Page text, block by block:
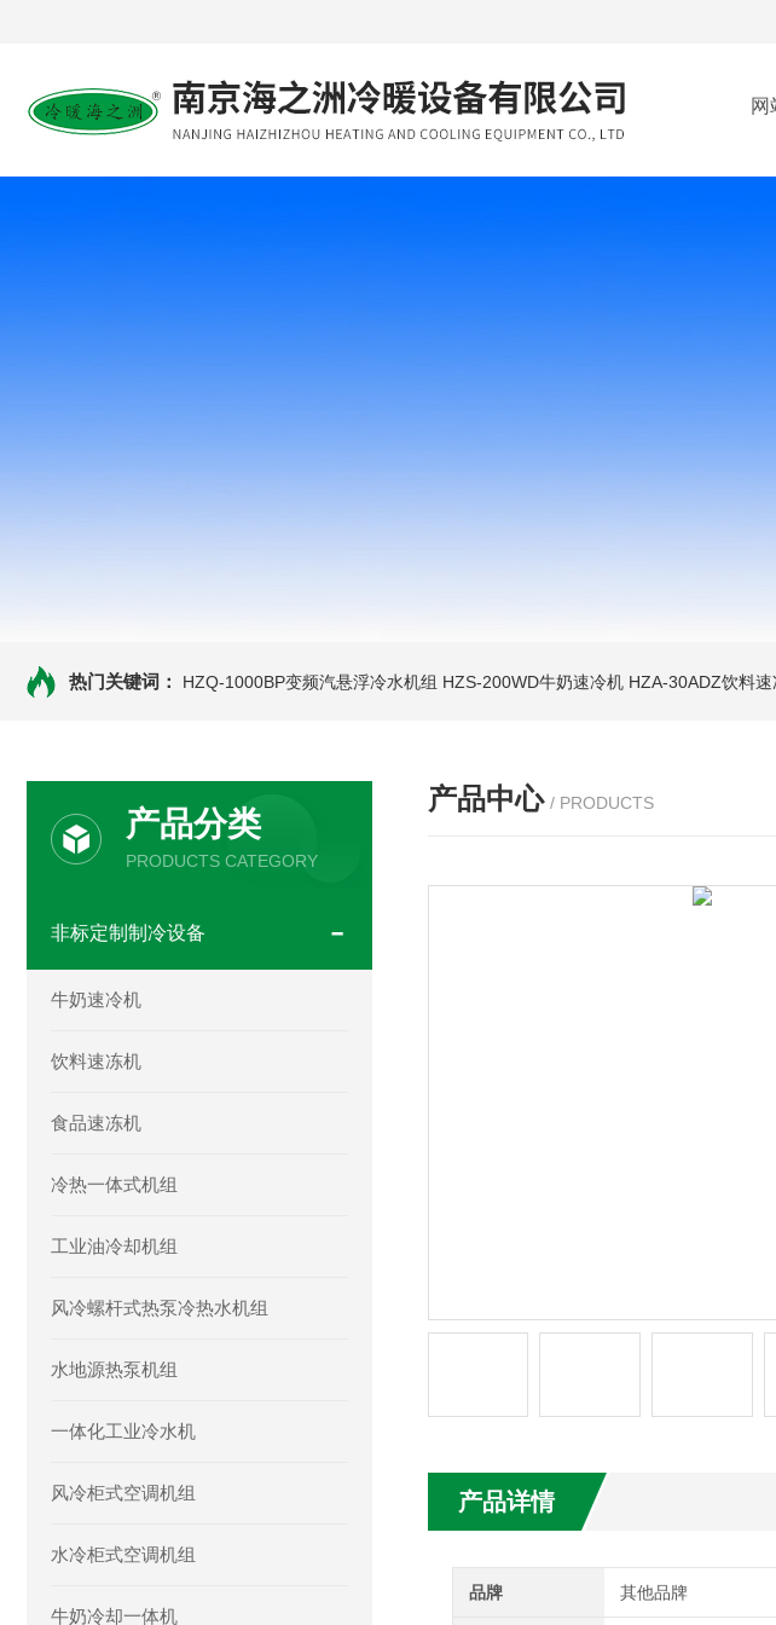
网
热门关键词： HZQ-1000BP变频汽悬浮冷水机组 HZS-200WD牛奶速冷机 HZA-30ADZ饮料速
产品分类
PRODUCTS CATEGORY
非标定制制冷设备
牛奶速冷机
饮料速冻机
食品速冻机
冷热一体式机组
工业油冷却机组
风冷螺杆式热泵冷热水机组
水地源热泵机组
一体化工业冷水机
风冷柜式空调机组
水冷柜式空调机组
牛奶冷却一体机
产品中心 / PRODUCTS
产品详情
品牌 其他品牌